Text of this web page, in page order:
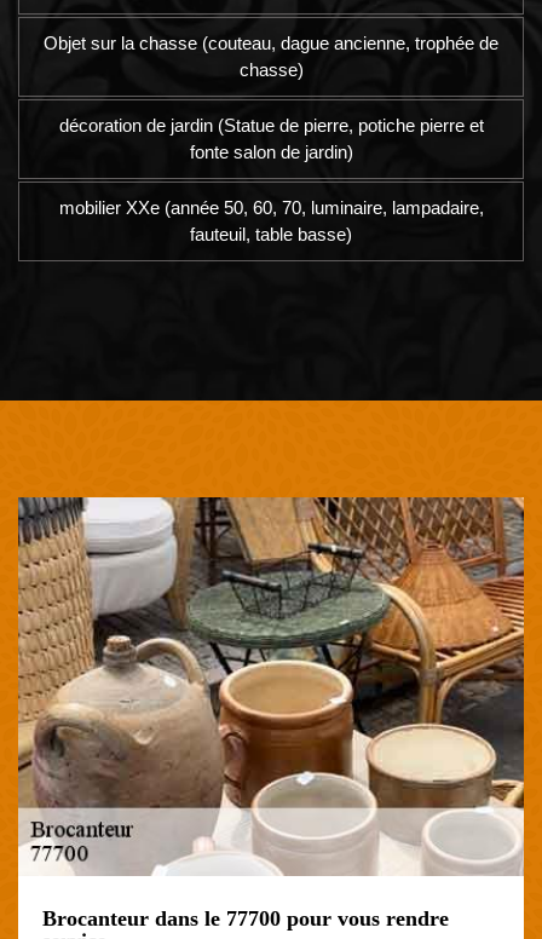
Objet sur la chasse (couteau, dague ancienne, trophée de
chasse)
décoration de jardin (Statue de pierre, potiche pierre et
fonte salon de jardin)
mobilier XXe (année 50, 60, 70, luminaire, lampadaire,
fauteuil, table basse)
Brocanteur dans le 77700 pour vous rendre